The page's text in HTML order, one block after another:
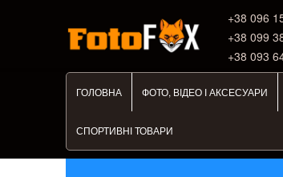
+38 ‎096
+38 099
+38 093
ГОЛОВНА ФОТО, ВІДЕО І АКСЕСУАРИ
СПОРТИВНІ ТОВАРИ